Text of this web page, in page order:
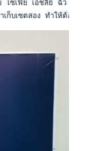
ซเฟีย เอชลีย์ ฉั่ว จาก
เซตสอง ทำให้ต้องดวล